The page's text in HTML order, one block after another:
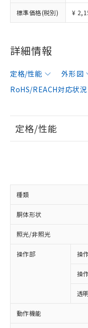
標準価格(税別) ¥
詳細情報
定格/性能 外形図
RoHS/REACH対応状況
定格/性能
種類
胴体形状
照光/非照光
操作部 操
操
透
動作機能